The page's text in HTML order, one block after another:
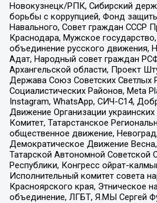
Новокузнецк/РПК, Сибирский
борьбы с коррупцией, Фонд
Навального, Совет граждан СССР
Краснодара, Мужское
объединение русского движения,
Адат, Народный совет граждан
Архангельской области, Проект
Держава Союз Советских Светлых
Социалистических Районов, Meta
Instagram, WhatsApp, СИЧ-С14,
Движение Организации
Комитет, Татарстанское
общественное движение,
Демократическое Движение
Татарской Автономной Советской
Республики, Конгресс ойрат-
Исполнительный комитет совета
Красноярского края, Этническое
объединение, ЛГБТ, Я.МЫ Сергей